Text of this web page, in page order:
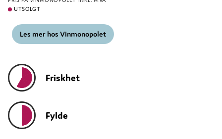
UTSOLGT
Les mer hos Vinmonopolet
Friskhet
Fylde